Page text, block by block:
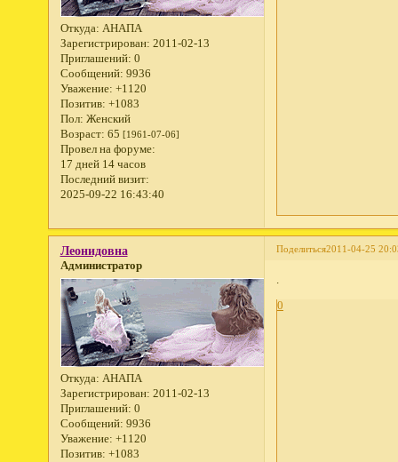
Откуда: АНАПА
Зарегистрирован: 2011-02-13
Приглашений: 0
Сообщений: 9936
Уважение: +1120
Позитив: +1083
Пол: Женский
Возраст: 65 [1961-07-06]
Провел на форуме:
17 дней 14 часов
Последний визит:
2025-09-22 16:43:40
Поделиться2011-04-25
Леонидовна
Администратор
Откуда: АНАПА
Зарегистрирован: 2011-02-13
Приглашений: 0
Сообщений: 9936
Уважение: +1120
Позитив: +1083
.
0